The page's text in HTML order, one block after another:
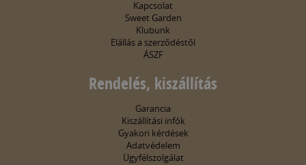
Kapcsolat
Sweet Garden
Klubunk
Elállás a szerződéstől
ÁSZF
Rendelés, kiszállítás
Garancia
Kiszállítási infók
Gyakori kérdések
Adatvédelem
Ügyfélszolgálat